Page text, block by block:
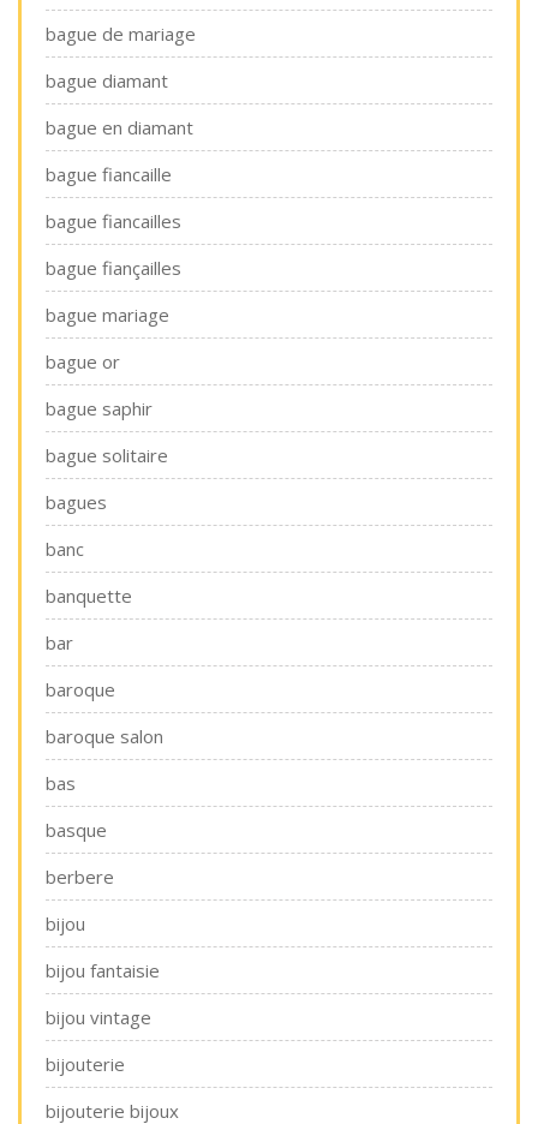
bague de mariage
bague diamant
bague en diamant
bague fiancaille
bague fiancailles
bague fiançailles
bague mariage
bague or
bague saphir
bague solitaire
bagues
banc
banquette
bar
baroque
baroque salon
bas
basque
berbere
bijou
bijou fantaisie
bijou vintage
bijouterie
bijouterie bijoux